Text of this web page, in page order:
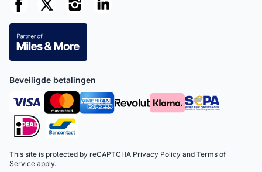
Beveiligde betalingen
This site is protected by reCAPTCHA Privacy Policy and Terms of
Service apply.